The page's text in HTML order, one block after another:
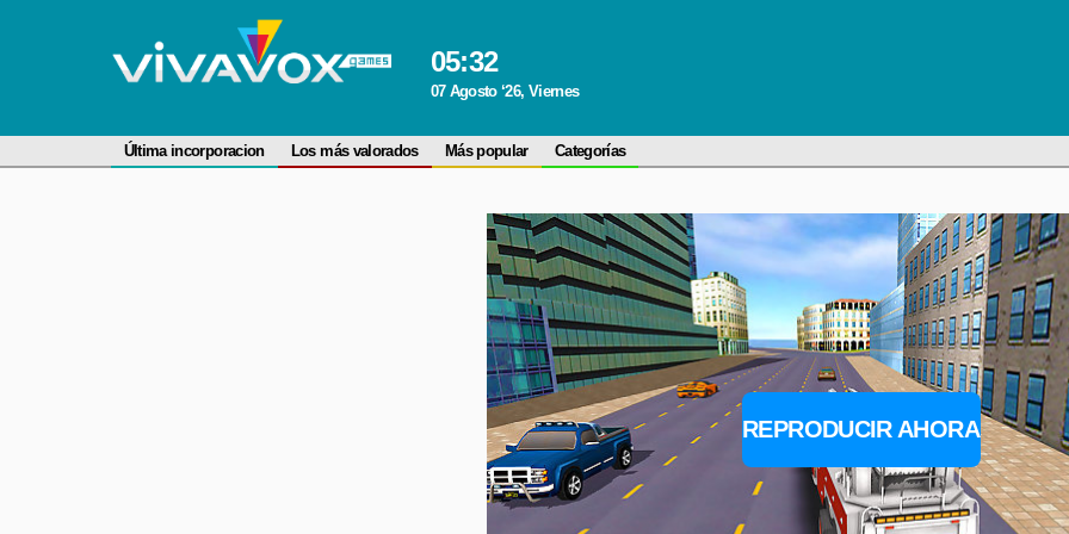
05:32
07 Agosto ‘26, Viernes
Última incorporacion Los más valorados Más popular Categorías
REPRODUCIR AHORA